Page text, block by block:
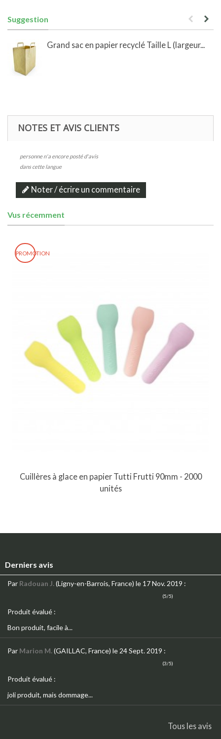
Suggestion
Grand sac en papier recyclé Taille L (largeur...
NOTES ET AVIS CLIENTS
personne n'a encore posté d'avis
dans cette langue
Noter / écrire un commentaire
Vus récemment
PROMOTION
Cuillères à glace en papier Tutti Frutti 90mm - 2000
unités
Derniers avis
Par Radouan J.(Ligny-en-Barrois, France) le 17 Nov. 2019 :
(5/5)
Produit évalué :
Bon produit, facile à...
Par Marion M.(GAILLAC, France) le 24 Sept. 2019 :
(3/5)
Produit évalué :
joli produit, mais dommage...
Tous les avis